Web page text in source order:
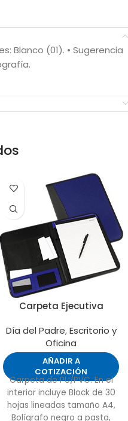
Blanco (01). • Sugerencia
Carpeta Ejecutiva
Día del Padre,Escritorio y
Oficina
AÑADIR A
COTIZACIÓN
Carpeta de PU/PVC. En el
interior incluye Block de 30
hojas lineadas tamaño A4,
Bolígrafo negro a pasta,